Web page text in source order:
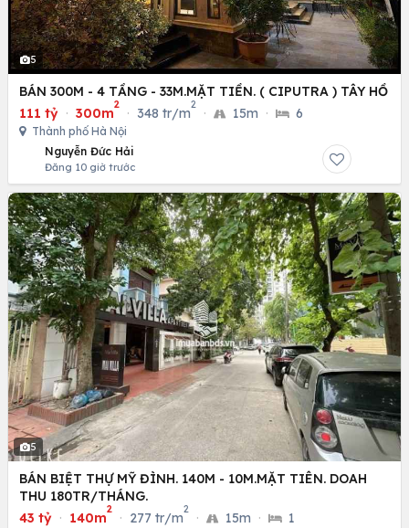
5
BÁN 300M - 4 TẦNG - 33M.MẶT TIỀN. ( CIPUTRA ) TÂY HỒ
111 tỷ · 300m
2
· 348 tr/m
2
· 15m · 6
Thành phố Hà Nội
Nguyễn Đức Hải
Đăng 10 giờ trước
5
BÁN BIỆT THỰ MỸ ĐÌNH. 140M - 10M.MẶT TIÊN. DOAH
THU 180TR/THÁNG.
43 tỷ · 140m
2
· 277 tr/m
2
· 15m · 1